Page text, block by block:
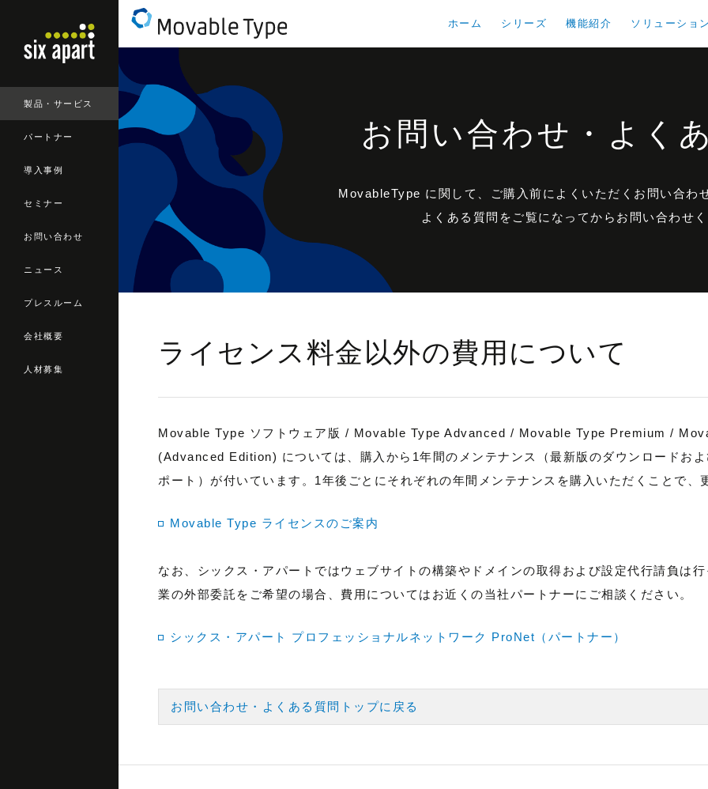
製品・サービス
パートナー
導入事例
セミナー
お問い合わせ
ニュース
プレスルーム
会社概要
人材募集
ホーム シリーズ 機能紹介 ソリューショ
お問い合わせ・よく
MovableType に関して、ご購入前によくいただくお問い合わ
よくある質問をご覧になってからお問い合わせ
ライセンス料金以外の費用について
Movable Type ソフトウェア版 / Movable Type Advanced / Movable Type Premium /
(Advanced Edition) については、購入から1年間のメンテナンス（最新版のダウンロードお
ポート）が付いています。1年後ごとにそれぞれの年間メンテナンスを購入いただくことで、
Movable Type ライセンスのご案内
なお、シックス・アパートではウェブサイトの構築やドメインの取得および設定代行請負は
業の外部委託をご希望の場合、費用についてはお近くの当社パートナーにご相談ください。
シックス・アパート プロフェッショナルネットワーク ProNet（パートナー）
お問い合わせ・よくある質問トップに戻る